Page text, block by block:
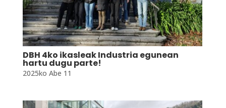
DBH 4ko ikasleak Industria egunean
hartu dugu parte!
2025ko Abe 11